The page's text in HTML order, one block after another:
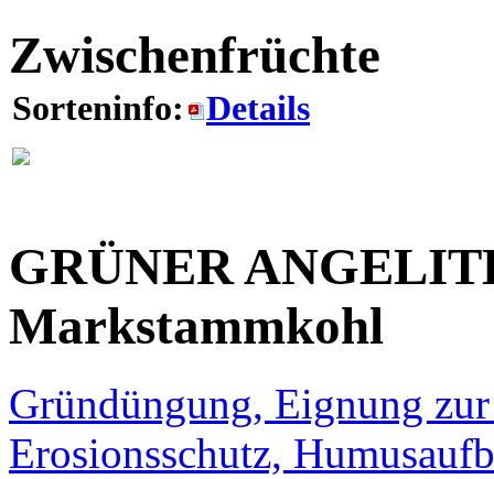
Zwischenfrüchte
Sorteninfo: Details
GRÜNER
Markstammkohl
Gründüngung, Eignung
Erosionsschutz,